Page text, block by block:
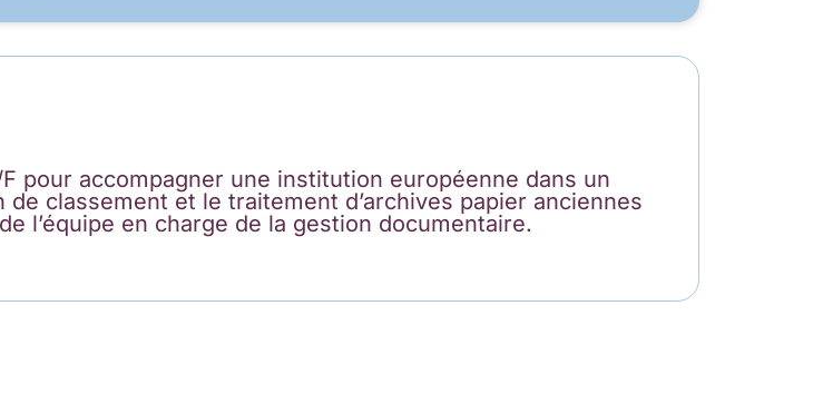
pour accompagner une institution européenne dans un
classement et le traitement d’archives papier anciennes
l’équipe en charge de la gestion documentaire.